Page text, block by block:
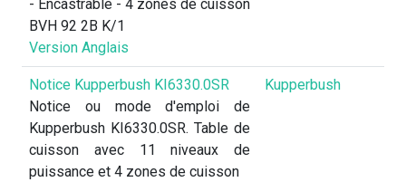
- Encastrable - 4 zones de cuisson
BVH 92 2B K/1
Version Anglais
Notice Kupperbush KI6330.0SR
Notice ou mode d'emploi de
Kupperbush KI6330.0SR. Table de
cuisson avec 11 niveaux de
puissance et 4 zones de cuisson
Kupperbush